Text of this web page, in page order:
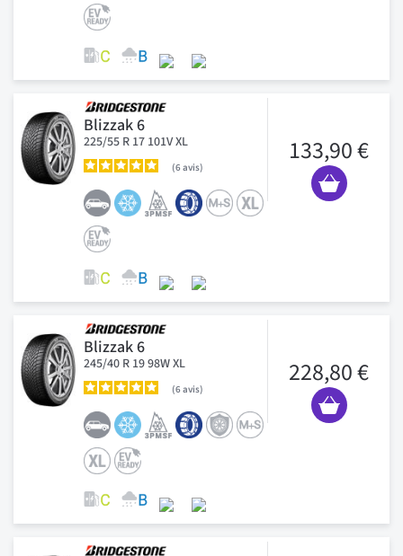
Blizzak 6
225/55 R 17 101V XL
6avis
133,90 €
Blizzak 6
245/40 R 19 98W XL
6avis
228,80 €